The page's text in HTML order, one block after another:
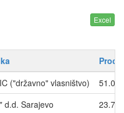
("državno" vlasništvo)
d.d. Sarajevo